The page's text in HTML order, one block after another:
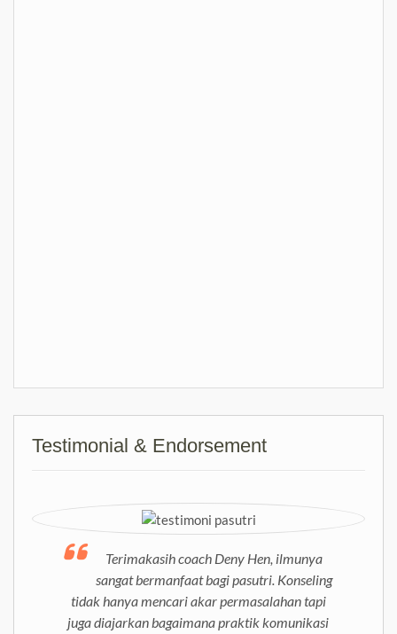
Testimonial & Endorsement
Terimakasih coach Deny Hen, ilmunya
sangat bermanfaat bagi pasutri. Konseling
tidak hanya mencari akar permasalahan tapi
juga diajarkan bagaimana praktik komunikasi